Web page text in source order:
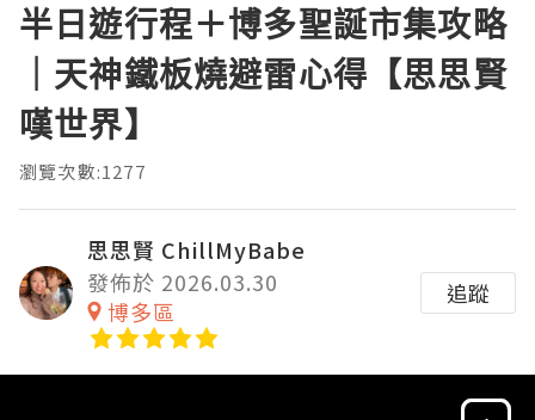
半日遊行程＋博多聖誕市集攻略
｜天神鐵板燒避雷心得【思思賢
嘆世界】
瀏覽次數:1277
思思賢 ChillMyBabe
發佈於 2026.03.30
博多區
追蹤